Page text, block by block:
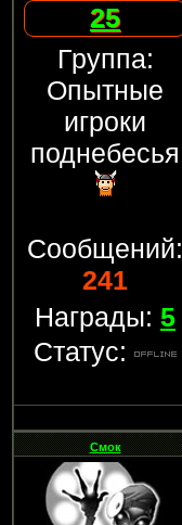
25
Группа:
Опытные
игроки
поднебесья
Сообщений:
241
Награды: 5
Статус:
Смок